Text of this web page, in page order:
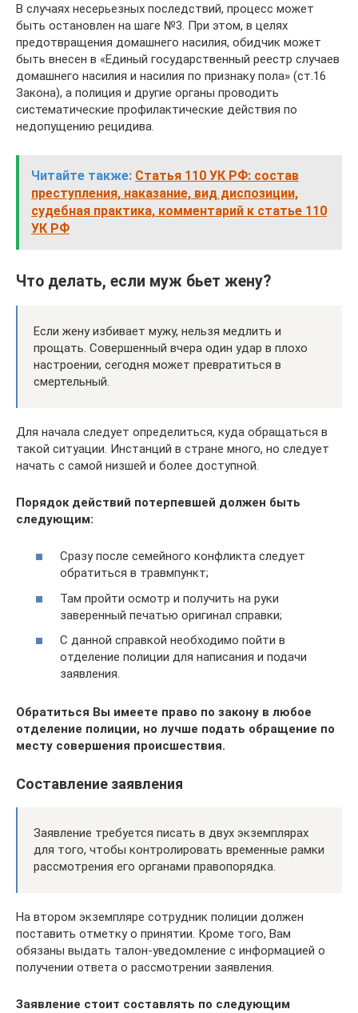
В случаях несерьезных последствий, процесс может
быть остановлен на шаге №3. При этом, в целях
предотвращения домашнего насилия, обидчик может
быть внесен в «Единый государственный реестр случаев
домашнего насилия и насилия по признаку пола» (ст.16
Закона), а полиция и другие органы проводить
систематические профилактические действия по
недопущению рецидива.
Читайте также: Статья 110 УК РФ: состав
преступления, наказание, вид диспозиции,
судебная практика, комментарий к статье 110
УК РФ
Что делать, если муж бьет жену?
Если жену избивает мужу, нельзя медлить и
прощать. Совершенный вчера один удар в плохо
настроении, сегодня может превратиться в
смертельный.
Для начала следует определиться, куда обращаться в
такой ситуации. Инстанций в стране много, но следует
начать с самой низшей и более доступной.
Порядок действий потерпевшей должен быть
следующим:
Сразу после семейного конфликта следует
обратиться в травмпункт;
Там пройти осмотр и получить на руки
заверенный печатью оригинал справки;
С данной справкой необходимо пойти в
отделение полиции для написания и подачи
заявления.
Обратиться Вы имеете право по закону в любое
отделение полиции, но лучше подать обращение по
месту совершения происшествия.
Составление заявления
Заявление требуется писать в двух экземплярах
для того, чтобы контролировать временные рамки
рассмотрения его органами правопорядка.
На втором экземпляре сотрудник полиции должен
поставить отметку о принятии. Кроме того, Вам
обязаны выдать талон-уведомление с информацией о
получении ответа о рассмотрении заявления.
Заявление стоит составлять по следующим